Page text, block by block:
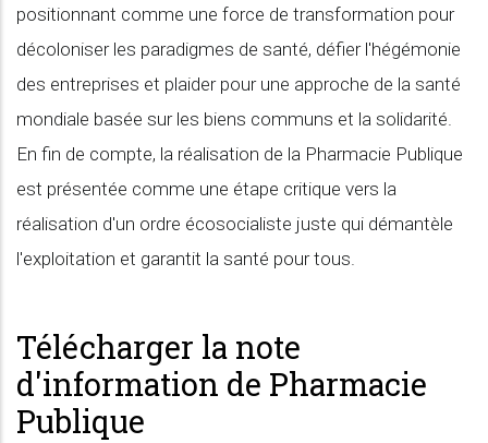
positionnant comme une force de transformation pour
décoloniser les paradigmes de santé, défier l'hégémonie
des entreprises et plaider pour une approche de la santé
mondiale basée sur les biens communs et la solidarité.
En fin de compte, la réalisation de la Pharmacie Publique
est présentée comme une étape critique vers la
réalisation d'un ordre écosocialiste juste qui démantèle
l'exploitation et garantit la santé pour tous.
Télécharger la note
d'information de Pharmacie
Publique